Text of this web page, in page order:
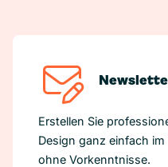
Erstellen Sie
Design ganz einfach
ohne Vorkenntnisse.